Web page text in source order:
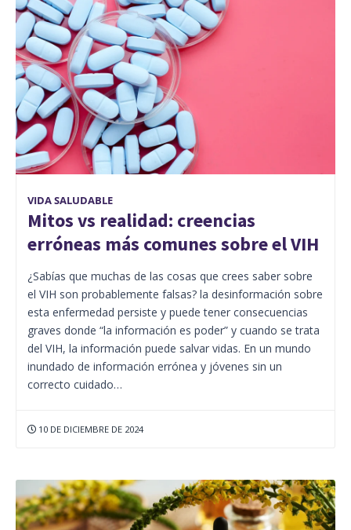
VIDA SALUDABLE
Mitos vs realidad: creencias
erróneas más comunes sobre el VIH
¿Sabías que muchas de las cosas que crees saber sobre
el VIH son probablemente falsas? la desinformación sobre
esta enfermedad persiste y puede tener consecuencias
graves donde “la información es poder” y cuando se trata
del VIH, la información puede salvar vidas. En un mundo
inundado de información errónea y jóvenes sin un
correcto cuidado…
10 DE DICIEMBRE DE 2024